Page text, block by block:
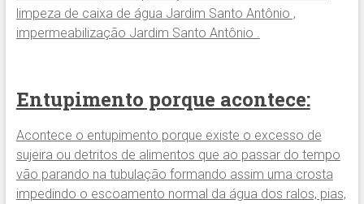
limpeza de caixa de água Jardim Santo Antônio ,
impermeabilização Jardim Santo Antônio .
Entupimento porque acontece:
Acontece o entupimento porque existe o excesso de
sujeira ou detritos de alimentos que ao passar do tempo
vão parando na tubulação formando assim uma crosta
impedindo o escoamento normal da água dos ralos, pias,